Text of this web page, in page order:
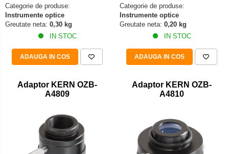
Kit camp intunecat
Lichid calibrare
Masa microscop
Obiective microscoape
Oculare microscop
Standuri Stereomicroscoape
Unitate contrast de faza
Unitate polarizare
Standard calibrare
Scala aditionala refractometru
Categorie de produse:
Instrumente optice
Greutate neta: 0,30 kg
IN STOC
ADAUGA IN COS
Categorie de produse:
Instrumente optice
Greutate neta: 0,20 kg
IN STOC
ADAUGA IN COS
Adaptor KERN OZB-
A4809
Adaptor KERN OZB-
A4810